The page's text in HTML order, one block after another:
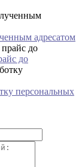
адресатом
до
персональных